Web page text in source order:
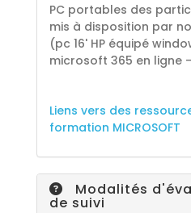
PC portables des
mis à disposition par
(pc 16' HP équipé
microsoft 365 en ligne
Liens vers des
formation MICROSOFT
Modalités
de suivi